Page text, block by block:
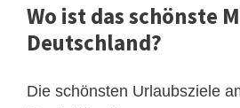
Wo ist das schönste
Deutschland?
Die schönsten Urlaubsziele